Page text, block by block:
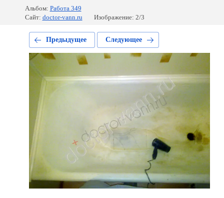
Альбом: Работа 349
Сайт: doctor-vann.ru Изображение: 2/3
Предыдущее Следующее